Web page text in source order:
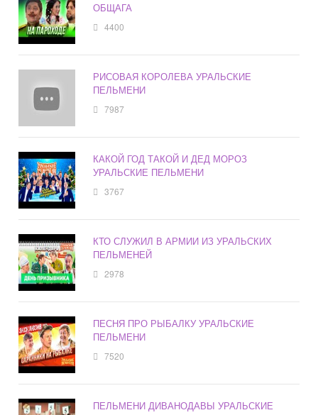
ОБЩАГА
4400
РИСОВАЯ КОРОЛЕВА УРАЛЬСКИЕ
ПЕЛЬМЕНИ
7987
КАКОЙ ГОД ТАКОЙ И ДЕД МОРОЗ
УРАЛЬСКИЕ ПЕЛЬМЕНИ
3767
КТО СЛУЖИЛ В АРМИИ ИЗ УРАЛЬСКИХ
ПЕЛЬМЕНЕЙ
2978
ПЕСНЯ ПРО РЫБАЛКУ УРАЛЬСКИЕ
ПЕЛЬМЕНИ
7520
ПЕЛЬМЕНИ ДИВАНОДАВЫ УРАЛЬСКИЕ